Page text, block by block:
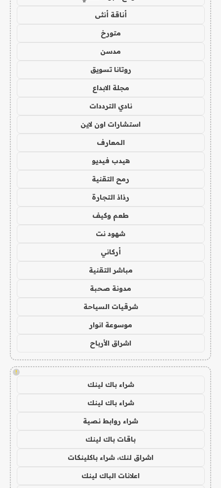
أناقة أنثى
متورخ
مدسن
روتانا تسويق
مجلة الابداع
نادي الترددات
استشارات اون لاين
المعارف
هيدب فيديو
رمح التقنية
رذاذ التجارة
طعم وكيف
شهود نت
أركاني
مباشر التقنية
مدونة صحبة
شرقيات السياحة
موسوعة انوار
اشراق الأرباح
!
شراء باك لينك
شراء باك لينك
شراء روابط نصية
باقات باك لينك
اشراق لنك، شراء باكلينكات
اعلانات الباك لينك